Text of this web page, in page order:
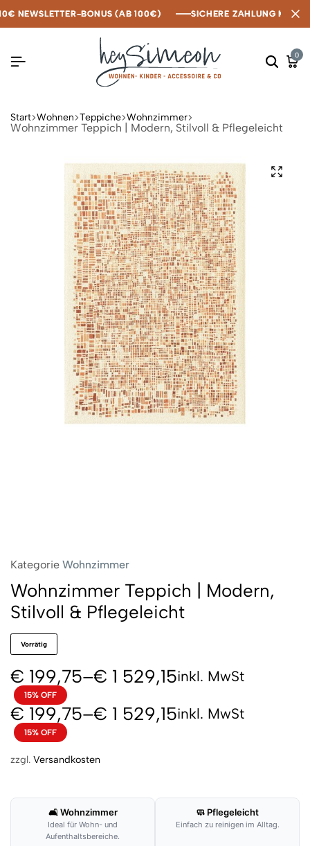
NEWSLETTER-BONUS (AB 100€) SICHERE ZAHLUNG MIT
NEWSLETTER-BONUS (AB 100€) SICHERE ZAHLUNG MIT
NEWSLETTER-BONUS (AB 100€) SICHERE ZAHLUNG MIT
0
Start Wohnen Teppiche Wohnzimmer
Wohnzimmer Teppich | Modern, Stilvoll & Pflegeleicht
Kategorie Wohnzimmer
Wohnzimmer Teppich | Modern,
Stilvoll & Pflegeleicht
Vorrätig
€ 199,75–€ 1 529,15inkl. MwSt
15% OFF
€ 199,75–€ 1 529,15inkl. MwSt
15% OFF
zzgl. Versandkosten
🛋️ Wohnzimmer
Ideal für Wohn- und
Aufenthaltsbereiche.
🧼 Pflegeleicht
Einfach zu reinigen im Alltag.